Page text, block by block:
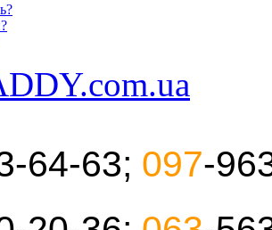
64-63; 097-